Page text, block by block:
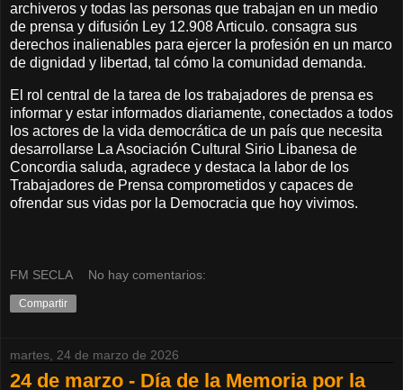
archiveros y todas las personas que trabajan en un medio
de prensa y difusión Ley 12.908 Articulo. consagra sus
derechos inalienables para ejercer la profesión en un marco
de dignidad y libertad, tal cómo la comunidad demanda.
El rol central de la tarea de los trabajadores de prensa es
informar y estar informados diariamente, conectados a todos
los actores de la vida democrática de un país que necesita
desarrollarse La Asociación Cultural Sirio Libanesa de
Concordia saluda, agradece y destaca la labor de los
Trabajadores de Prensa comprometidos y capaces de
ofrendar sus vidas por la Democracia que hoy vivimos.
FM SECLA No hay comentarios:
Compartir
martes, 24 de marzo de 2026
24 de marzo - Día de la Memoria por la